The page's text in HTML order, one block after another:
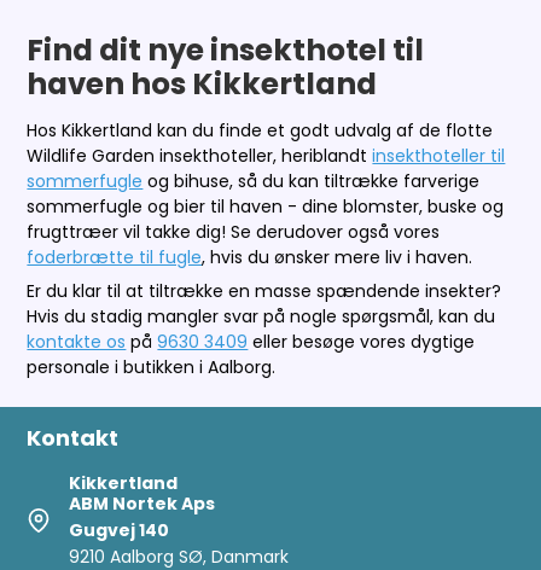
Find dit nye insekthotel til
haven hos Kikkertland
Hos Kikkertland kan du finde et godt udvalg af de flotte
Wildlife Garden insekthoteller, heriblandtinsekthoteller til
sommerfugle og bihuse, så du kan tiltrække farverige
sommerfugle og bier til haven - dine blomster, buske og
frugttræer vil takke dig! Se derudover også vores
foderbrætte til fugle, hvis du ønsker mere liv i haven.
Er du klar til at tiltrække en masse spændende insekter?
Hvis du stadig mangler svar på nogle spørgsmål, kan du
kontakte os på9630 3409 eller besøge vores dygtige
personale i butikken i Aalborg.
Kontakt
Kikkertland
ABM Nortek Aps
Gugvej 140
9210 Aalborg SØ, Danmark